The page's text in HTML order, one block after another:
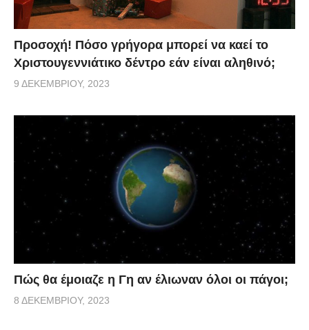
Προσοχή! Πόσο γρήγορα μπορεί να καεί το
Χριστουγεννιάτικο δέντρο εάν είναι αληθινό;
9 ΔΕΚΕΜΒΡΊΟΥ, 2023
Πώς θα έμοιαζε η Γη αν έλιωναν όλοι οι πάγοι;
8 ΔΕΚΕΜΒΡΊΟΥ, 2023